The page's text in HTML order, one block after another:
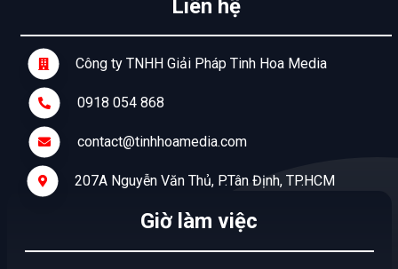
Liên hệ
Công ty TNHH Giải Pháp Tinh Hoa Media
0918 054 868
contact@tinhhoamedia.com
207A Nguyễn Văn Thủ, P.Tân Định, TP.HCM
Giờ làm việc